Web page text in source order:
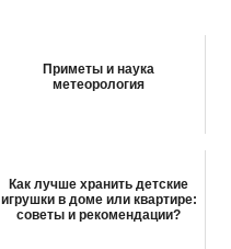
Приметы и наука
метеорология
Как лучше хранить детские
игрушки в доме или квартире:
советы и рекомендации?